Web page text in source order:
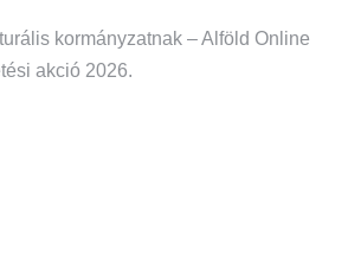
kormányzatnak – Alföld Online
akció 2026.